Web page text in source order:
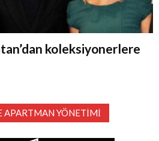
koleksiyonerlere
APARTMAN YÖNETIMI